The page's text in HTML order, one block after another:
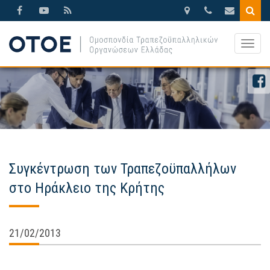
210.3388270
Βησσαρίωνος
Συγκέντρωση των Τραπεζοϋπαλλήλων
στο Ηράκλειο της Κρήτης
21/02/2013